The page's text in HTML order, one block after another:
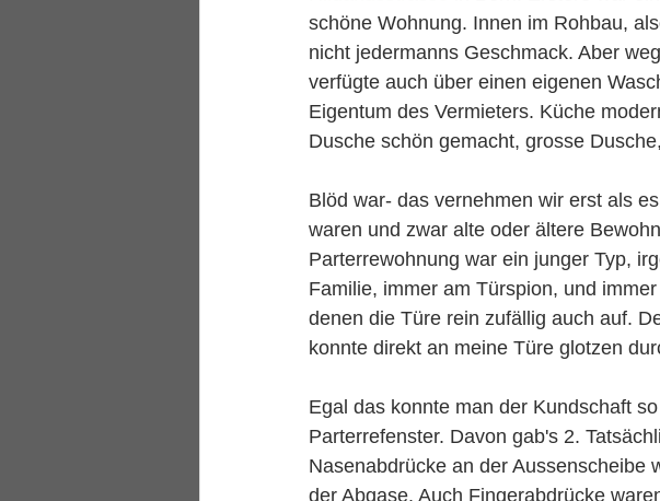
schöne Wohnung. Innen im Rohbau,
nicht jedermanns Geschmack. Aber
verfügte auch über einen eigenen
Eigentum des Vermieters. Küche
Dusche schön gemacht, grosse
Blöd war- das vernehmen wir erst als
waren und zwar alte oder ältere
Parterrewohnung war ein junger Typ,
Familie, immer am Türspion, und
denen die Türe rein zufällig auch auf.
konnte direkt an meine Türe glotzen
Egal das konnte man der Kundschaft
Parterrefenster. Davon gab's 2.
Nasenabdrücke an der Aussenscheibe
der Abgase. Auch Fingerabdrücke